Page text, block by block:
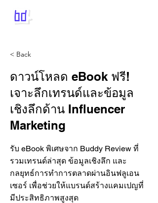
< Back
ดาวน์โหลด eBook ฟรี!
เจาะลึกเทรนด์และข้อมูล
เชิงลึกด้าน Influencer
Marketing
รับ eBook พิเศษจาก Buddy Review ที่
รวมเทรนด์ล่าสุด ข้อมูลเชิงลึก และ
กลยุทธ์การทำการตลาดผ่านอินฟลูเอน
เซอร์ เพื่อช่วยให้แบรนด์สร้างแคมเปญที่
มีประสิทธิภาพสูงสุด